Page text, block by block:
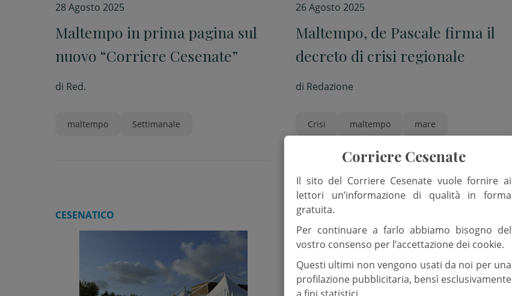
28 Agosto 2025
Maltempo in prima pagina sul
nuovo “Corriere Cesenate”
di Red.
maltempo Settimanale
26 Agosto 2025
Maltempo, de Pascale firma il
decreto di crisi regionale
di Redazione
Crisi maltempo mare
Regione Emilia-Romagna
CESENATICO ROMAGNA
Corriere Cesenate
Il sito del Corriere Cesenate vuole fornire ai
lettori un’informazione di qualità in forma
gratuita.
Per continuare a farlo abbiamo bisogno del
vostro consenso per l’accettazione dei cookie.
Questi ultimi non vengono usati da noi per una
profilazione pubblicitaria, bensì esclusivamente
a fini statistici.